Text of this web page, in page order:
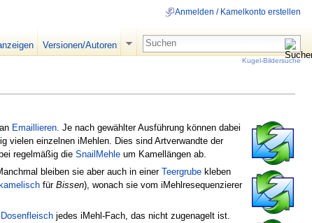
Emaillieren . Je nach gewählter Ausführung können dabei
vielen einzelnen iMehlen. Dies sind Artverwandte der
regelmäßig die SnailMehle um Kamellängen ab.
bleiben sie aber auch in einer Teergrube kleben
kamelisch für Bissen), wonach sie vom iMehlresequenzierer
Dosenfleisch jedes iMehl-Fach, das nicht zugenagelt ist.
Anmelden / Kamelkonto erstellen
Versionen/Autoren
Kugel-Bildersuche